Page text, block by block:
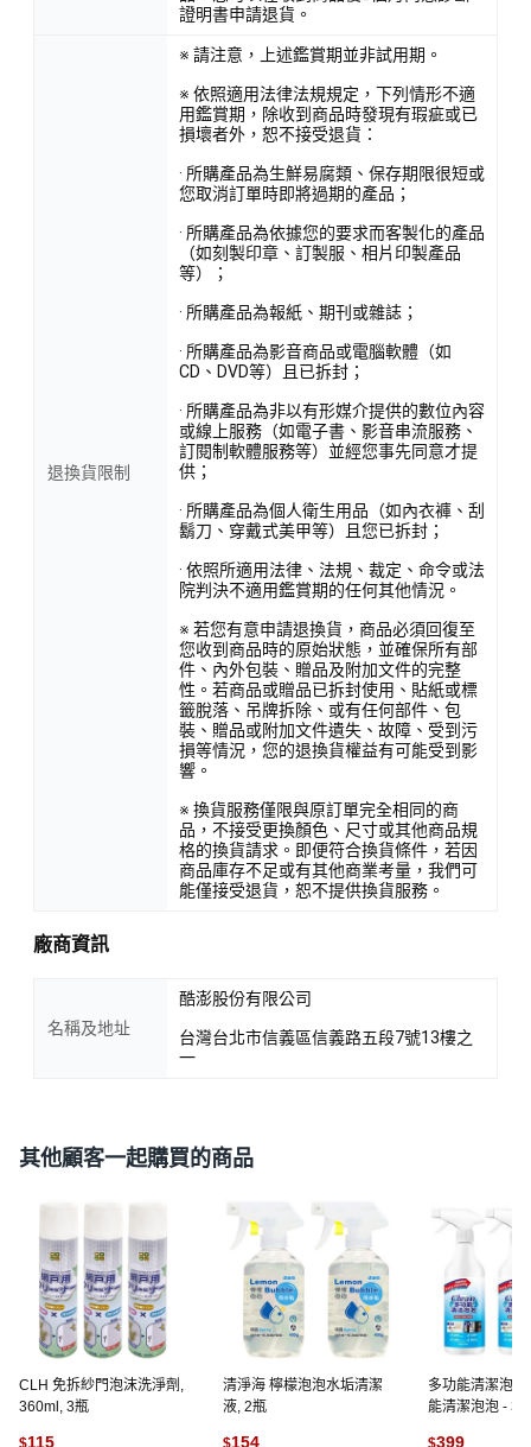
證明書申請退貨。
退換貨限制
※ 請注意，上述鑑賞期並非試用期。
※ 依照適用法律法規規定，下列情形不適
用鑑賞期，除收到商品時發現有瑕疵或已
損壞者外，恕不接受退貨：
· 所購產品為生鮮易腐類、保存期限很短或
您取消訂單時即將過期的產品；
· 所購產品為依據您的要求而客製化的產品
（如刻製印章、訂製服、相片印製產品
等）；
· 所購產品為報紙、期刊或雜誌；
· 所購產品為影音商品或電腦軟體（如
CD、DVD等）且已拆封；
· 所購產品為非以有形媒介提供的數位內容
或線上服務（如電子書、影音串流服務、
訂閱制軟體服務等）並經您事先同意才提
供；
· 所購產品為個人衛生用品（如內衣褲、刮
鬍刀、穿戴式美甲等）且您已拆封；
· 依照所適用法律、法規、裁定、命令或法
院判決不適用鑑賞期的任何其他情況。
※ 若您有意申請退換貨，商品必須回復至
您收到商品時的原始狀態，並確保所有部
件、內外包裝、贈品及附加文件的完整
性。若商品或贈品已拆封使用、貼紙或標
籤脫落、吊牌拆除、或有任何部件、包
裝、贈品或附加文件遺失、故障、受到污
損等情況，您的退換貨權益有可能受到影
響。
※ 換貨服務僅限與原訂單完全相同的商
品，不接受更換顏色、尺寸或其他商品規
格的換貨請求。即便符合換貨條件，若因
商品庫存不足或有其他商業考量，我們可
能僅接受退貨，恕不提供換貨服務。
廠商資訊
名稱及地址
酷澎股份有限公司
台灣台北市信義區信義路五段7號13樓之
一
其他顧客一起購買的商品
CLH 免拆紗門泡沫洗淨劑,
360ml, 3瓶
115
清淨海 檸檬泡泡水垢清潔
液, 2瓶
154
多功能清潔泡泡
能清潔泡泡 - 3
399